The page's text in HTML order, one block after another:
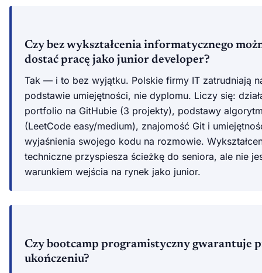
Czy bez wykształcenia informatycznego
dostać pracę jako junior developer?
Tak — i to bez wyjątku. Polskie firmy IT zatrudniają
podstawie umiejętności, nie dyplomu. Liczy się:
portfolio na GitHubie (3 projekty), podstawy
(LeetCode easy/medium), znajomość Git i
wyjaśnienia swojego kodu na rozmowie.
techniczne przyspiesza ścieżkę do seniora, ale nie
warunkiem wejścia na rynek jako junior.
Czy bootcamp programistyczny gwarantuje
ukończeniu?